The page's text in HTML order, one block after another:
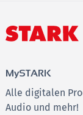
Das erwartet
Analysis,
prägnant
MySTARK
Alle digitalen
Audio und mehr!